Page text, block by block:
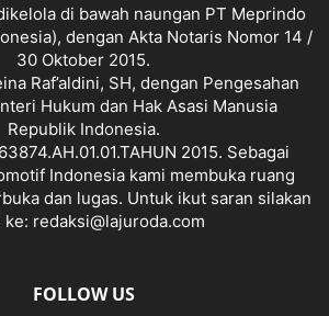
di bawah naungan PT Meprindo
dengan Akta Notaris Nomor 14 /
30 Oktober 2015.
Raf’aldini, SH, dengan Pengesahan
Hukum dan Hak Asasi Manusia
Republik Indonesia.
2015. Sebagai
Indonesia kami membuka ruang
dan lugas. Untuk ikut saran silakan
ke: redaksi@lajuroda.com
FOLLOW US